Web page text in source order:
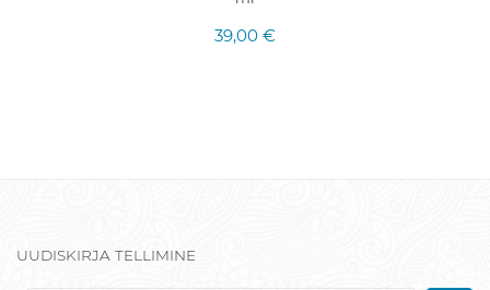
39,00 €
UUDISKIRJA TELLIMINE